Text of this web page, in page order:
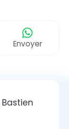
Envoyer
Bastien